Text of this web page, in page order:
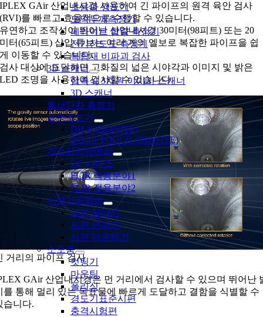
초음파 경도기
도막두께측정기
페라이트 함량 측정기
전기전도도 측정기
복합재 비파괴 검사
3D 스캐너
접촉식 3차원 이미지 스캐너
3D 스캐너
틈새단차 측정기
표면조도기
DH-8 (DIAVITE)
DH-10 TOUCH (DIAVITE)
가스감지카메라
GF 시리즈
FLIR 적용분야1
FLIR 적용분야2
시편가공장비
시편 절단기
시편 연마기
시편 마운팅기
소모품
컷팅기
마운팅
폴리싱
경도기표준시편
충격시험편
IPLEX GAir 산업내시경 사용하여 긴 파이프의 원격 육안 검사
(RVI)를 빠르고 효율적으로 수행할 수 있습니다.
유연하고 조작성이 뛰어난 산업내시경 30미터(98피트) 또는 20
미터(65피트) 삽입 튜브는여러 개의 엘보로 복잡한 파이프을 쉽
게 이동할 수 있습니다.
검사 대상에 도달하면 고화질의 넓은 시야각과 이미지 및 밝은
LED 조명을 사용하여 검사할 수 있습니다.
거리의 파이프 검사
GAir 산업내시경은 먼 거리에서 검사할 수 있으며 뛰어난
를 통해 멀리 있는 목표물에 빠르게 도달하고 결함을 식별할 수
습니다.